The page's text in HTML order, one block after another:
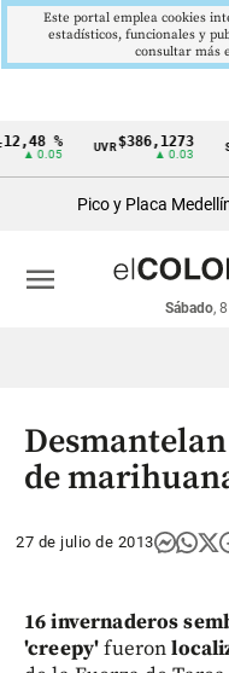
Cintillo
económicos
Colombia
%
▲ 0.05
UVR$386,1273
▲ 0.03
Pico y Placa
Sábado,
menu
de
27 de julio de 2013
16 invernaderos
'creepy'fueron
Este portal emplea cookies
estadísticos, funcionales y
consultar más